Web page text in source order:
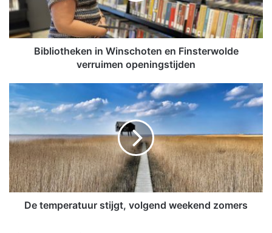
t
e
i
n
W
n
c
h
o
Bibliotheken in Winschoten en Finsterwolde
verruimen openingstijden
e
t
m
p
e
r
a
De temperatuur stijgt, volgend weekend zomers